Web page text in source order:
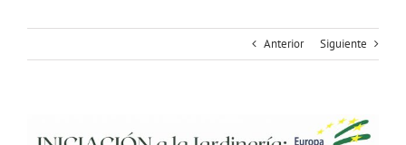
Anterior Siguiente
imagen